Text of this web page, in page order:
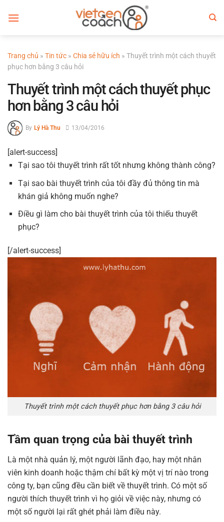
qua
Trang chủ » Tin tức » Chia sẻ hữu ích » Thuyết trình một cách thuyết
phục hơn bằng 3 câu hỏi
Thuyết trình một cách thuyết phục
hơn bằng 3 câu hỏi
By Lý Hà Thu 13/04/2016
[alert-success]
Tại sao tôi thuyết trình rất tốt nhưng không thành công?
Tại sao bài thuyết trình của tôi đầy đủ thông tin mà
khán giả không muốn nghe?
Điều gì làm cho bài thuyết trình của tôi thiếu thuyết
phục?
[/alert-success]
Thuyết trình một cách thuyết phục hơn bằng 3 câu hỏi
Tầm quan trọng của bài thuyết trình
Là một nhà quản lý, một người lãnh đạo, hay một nhân
viên kinh doanh hoặc thậm chí bất kỳ một vị trí nào trong
công ty, bạn cũng đều cần biết về thuyết trình. Có một số
người thích thuyết trình vì họ giỏi về việc này, nhưng có
một số người lại rất ghét phải làm điều này.